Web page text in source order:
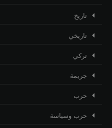
تاريخ
تاريخي
تركي
جريمة
حرب
حرب وسياسة